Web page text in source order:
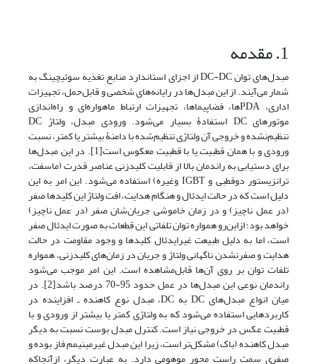
1. مقدمه
مبدل‌های توان DC-DC از اجزای استاندارد منابع تغذیه سوئیچینگ به
شمار می‌آیند. از این مبدل‌ها در رایانه‌های شخصی و قابل‌حمل، تجهیزات
اداری، PDAها، فضاپیماها، تجهیزات ارتباط ماهواره‌ای و راه‌اندازی
موتورهای DC استفادۀ بسیار می‌شود. ورودی مبدل، ولتاژ DC
تنظیم‌نشده و خروجی آن ولتاژی تنظیم‌شده با دامنۀ بیشتر یا کمتر، نسبت
ورودی و با همان قطبیت یا با قطبیت معکوس است[1]. در این مبدل‌ها
برای دستیابی به راندمان بالا از قابلیت کلید‌زنی عناصر قدرت (ماسفت،
ترانزیستور دوقطبی و IGBT وغیره) استفاده می‌شود. این امر به این
دلیل است که در حالت ایدئال و هنگام هدایت، افت ولتاژ این کلیدها صفر
(در عمل ناچیز) و در زمان خاموشی جریان‌شان صفر (در عمل ناچیز)
خواهد بود؛ ازاین‌رو همواره توان تلفاتی این قطعات به صورت ایدئال صفر
است، اما به دلیل طبیعت غیرایدئال کلیدها و وجود مقاومت در حالت
هدایت و صفر‌نشدن ناگهانی ولتاژ و جریان در زمان‌های کلید‌زنی، همواره
تلفات توان بر روی آن‌ها قابل‌مشاهده است. این امر موجب می‌شود
راندمان نوعی این مبدل‌ها در عمل حدود 95-70 درصد باشد[2]. در
میان انواع مبدل‌های DC به DC، مبدل نوع کاهنده ـ افزاینده در
کاربردهایی استفاده می‌شود که به ولتاژی کمتر یا بیشتر از ورودی و با
قطبیت عکس در خروجی نیاز است. کنترل مبدل بوست نسبت به دیگر
مبدل کاهنده (باک) مشکل‌تر است، زیرا این مبدل غیرمینیمم فاز بوده و
صفری سمت راست محور موهومی دارد. به عبارت دیگر، ازآنجاکه